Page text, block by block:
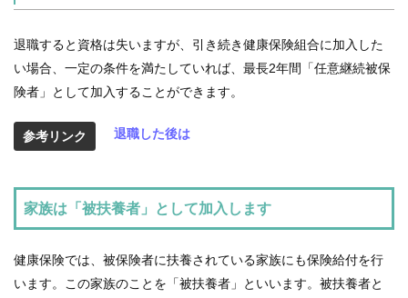
退職すると資格は失いますが、引き続き健康保険組合に加入した
い場合、一定の条件を満たしていれば、最長2年間「任意継続被保
険者」として加入することができます。
参考リンク 退職した後は
家族は「被扶養者」として加入します
健康保険では、被保険者に扶養されている家族にも保険給付を行
います。この家族のことを「被扶養者」といいます。被扶養者と